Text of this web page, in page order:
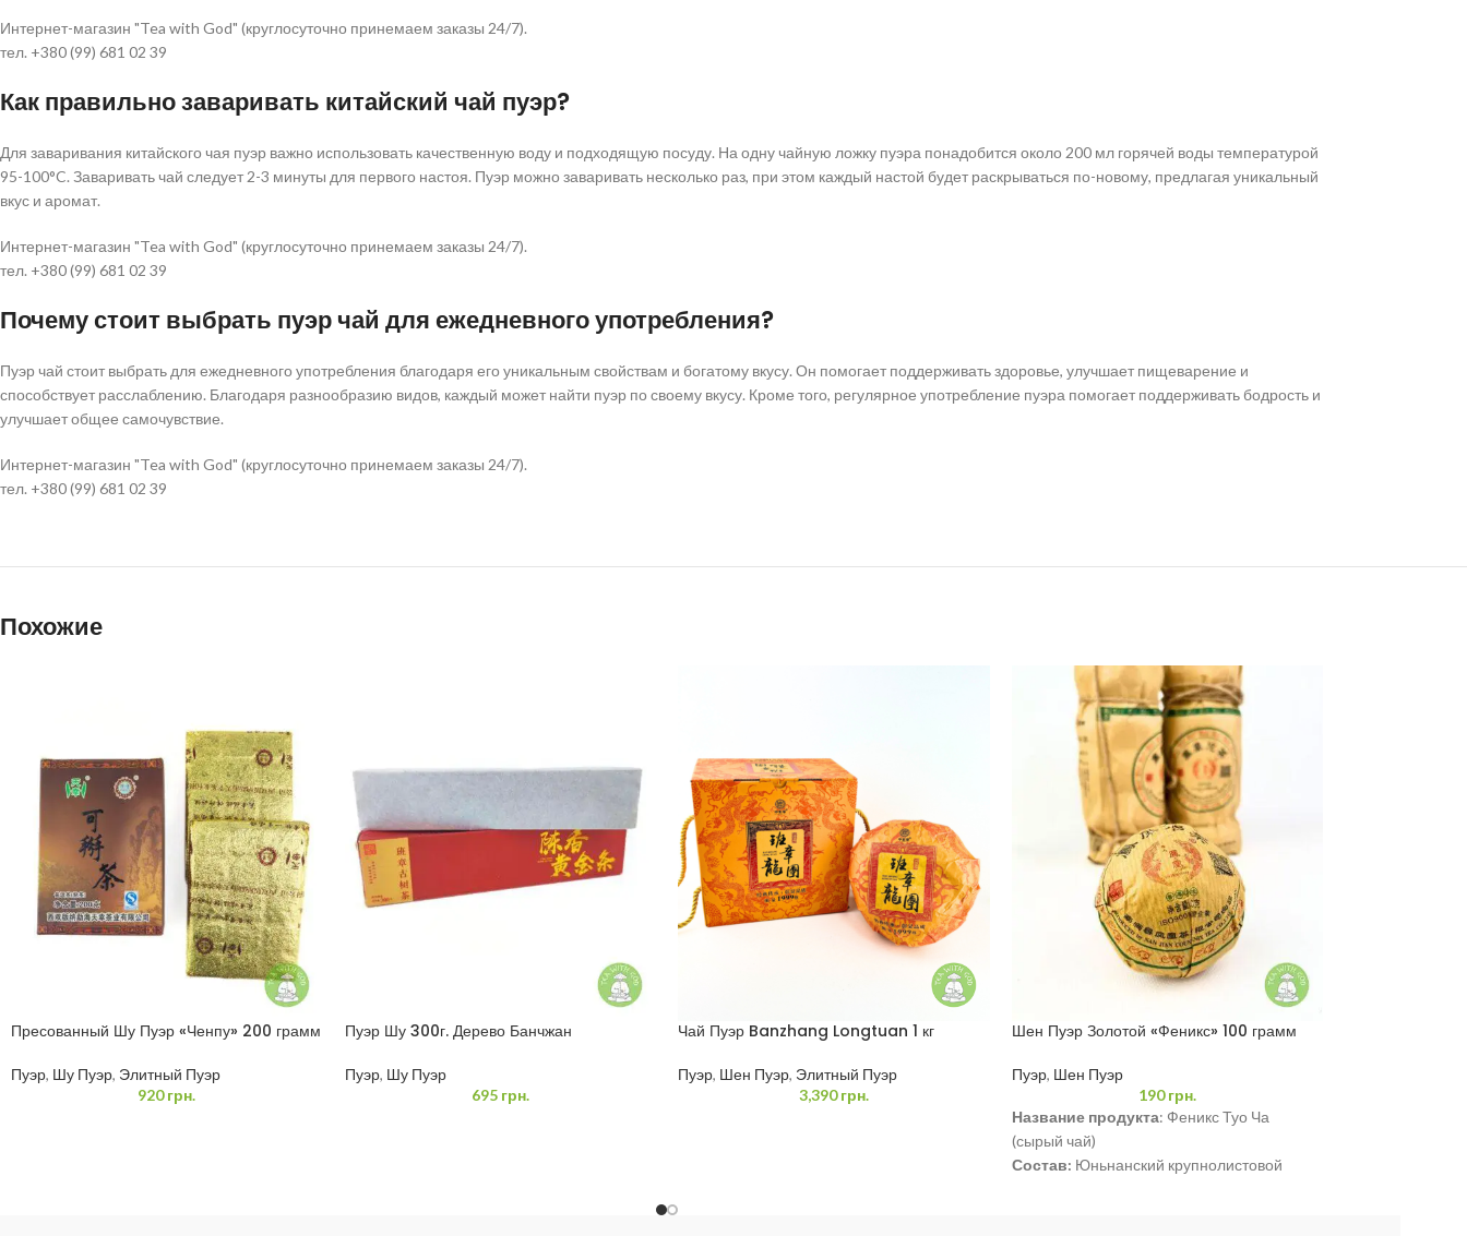
Интернет-магазин "Tea with God" (круглосуточно принемаем заказы 24/7).
тел. +380 (99) 681 02 39
Как правильно заваривать китайский чай пуэр?
Для заваривания китайского чая пуэр важно использовать качественную воду и подходящую посуду. На одну чайную ложку пуэра понадобится около 200 мл горячей воды температурой
95-100°C. Заваривать чай следует 2-3 минуты для первого настоя. Пуэр можно заваривать несколько раз, при этом каждый настой будет раскрываться по-новому, предлагая уникальный
вкус и аромат.
Интернет-магазин "Tea with God" (круглосуточно принемаем заказы 24/7).
тел. +380 (99) 681 02 39
Почему стоит выбрать пуэр чай для ежедневного употребления?
Пуэр чай стоит выбрать для ежедневного употребления благодаря его уникальным свойствам и богатому вкусу. Он помогает поддерживать здоровье, улучшает пищеварение и
способствует расслаблению. Благодаря разнообразию видов, каждый может найти пуэр по своему вкусу. Кроме того, регулярное употребление пуэра помогает поддерживать бодрость и
улучшает общее самочувствие.
Интернет-магазин "Tea with God" (круглосуточно принемаем заказы 24/7).
тел. +380 (99) 681 02 39
Похожие
Пресованный Шу Пуэр «Ченпу» 200 грамм
Пуэр, Шу Пуэр, Элитный Пуэр
920грн.
Пуэр Шу 300г. Дерево Банчжан
Пуэр, Шу Пуэр
695грн.
Чай Пуэр Banzhang Longtuan 1 кг
Пуэр, Шен Пуэр, Элитный Пуэр
3,390грн.
Шен Пуэр Золотой «Феникс» 100 грамм
Пуэр, Шен Пуэр
190грн.
Название продукта: Феникс Туо Ча
(сырый чай)
Состав: Юньнанский крупнолистовой